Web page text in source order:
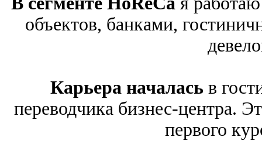
объектов, банками,
Карьера началась в
переводчика бизнес-центра.
первого